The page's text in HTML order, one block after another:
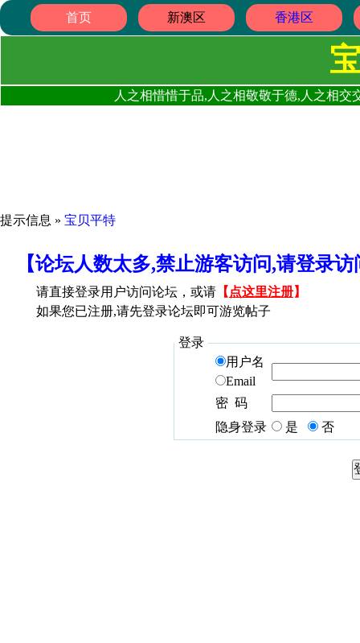
首页 新澳区 香港区
人之相惜惜于品,人之相敬敬于德,人之相
提示信息 » 宝贝平特
【论坛人数太多,禁止游客访问,请登录
请直接登录用户访问论坛，或请 【 点这里注册】
如果您已注册,请先登录论坛即可游览帖子
登录
用户名
Email
密 码
隐身登录
是 否